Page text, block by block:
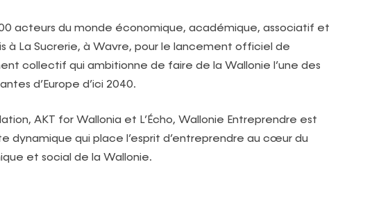
acteurs du monde économique, académique, associatif et
à La Sucrerie, à Wavre, pour le lancement officiel de
collectif qui ambitionne de faire de la Wallonie l’une des
d’Europe d’ici 2040.
AKT for Wallonia et L’Écho, Wallonie Entreprendre est
dynamique qui place l’esprit d’entreprendre au cœur du
et social de la Wallonie.